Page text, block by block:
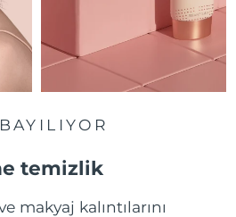
temizlik
makyaj kalıntılarını
Tahmini teslim tarihi
08/08/2026
Tahmini teslim tarihi
11/08/2026